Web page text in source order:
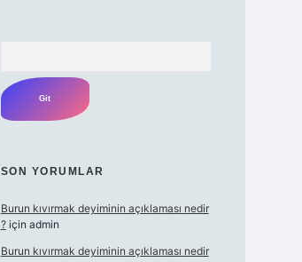
SON YORUMLAR
Burun kıvırmak deyiminin açıklaması nedir
?için admin
Burun kıvırmak deyiminin açıklaması nedir